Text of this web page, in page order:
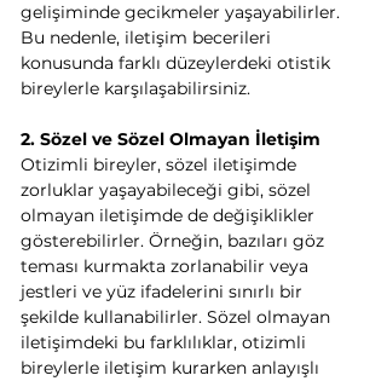
gelişiminde gecikmeler yaşayabilirler.
Bu nedenle, iletişim becerileri
konusunda farklı düzeylerdeki otistik
bireylerle karşılaşabilirsiniz.
2. Sözel ve Sözel Olmayan İletişim
Otizimli bireyler, sözel iletişimde
zorluklar yaşayabileceği gibi, sözel
olmayan iletişimde de değişiklikler
gösterebilirler. Örneğin, bazıları göz
teması kurmakta zorlanabilir veya
jestleri ve yüz ifadelerini sınırlı bir
şekilde kullanabilirler. Sözel olmayan
iletişimdeki bu farklılıklar, otizimli
bireylerle iletişim kurarken anlayışlı